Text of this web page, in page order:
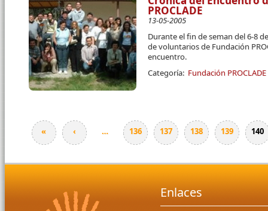
PROCLADE
13-05-2005
Durante el fin de seman del 6-8
de voluntarios de Fundación
encuentro.
Categoría: Fundación PROCLADE
Páginas
« ‹ … 136 137 138 139 140
Enlaces